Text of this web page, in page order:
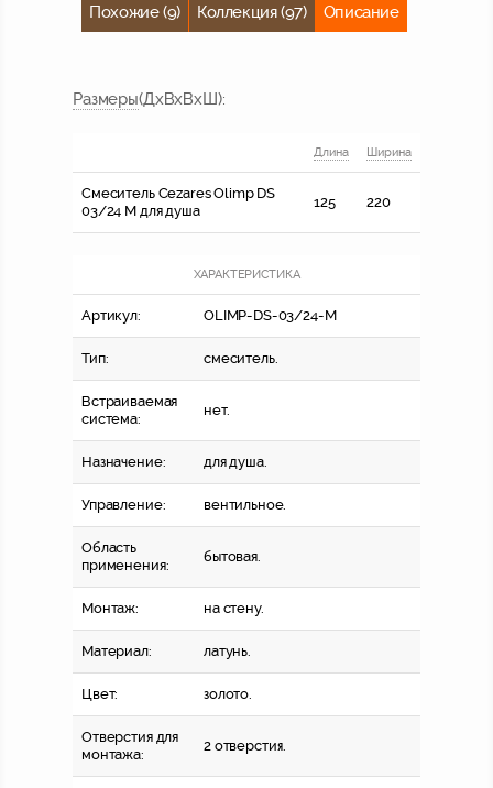
Похожие (9) Коллекция (97) Описание
Размеры(ДхВхВхШ):
Длина Ширина
Смеситель Cezares Olimp DS
03/24 M для душа
125 220
ХАРАКТЕРИСТИКА
Артикул: OLIMP-DS-03/24-M
Тип: смеситель.
Встраиваемая
система:
нет.
Назначение: для душа.
Управление: вентильное.
Область
применения:
бытовая.
Монтаж: на стену.
Материал: латунь.
Цвет: золото.
Отверстия для
монтажа:
2 отверстия.